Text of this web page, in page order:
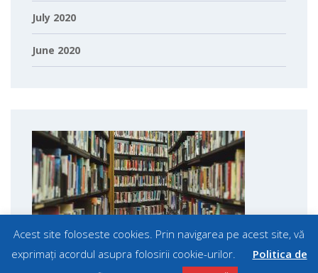
July 2020
June 2020
Acest site foloseste cookies. Prin navigarea pe acest site, vă
exprimați acordul asupra folosirii cookie-urilor.
Politica de